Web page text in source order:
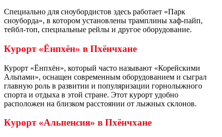
Специально для сноубордистов здесь работает «Парк
сноуборда», в котором установлены трамплины хаф-пайп,
тейбл-топ, специальные рейлы и другое оборудование.
Курорт «Ёнпхён» в Пхёнчхане
Курорт «Ёнпхён», который часто называют «Корейскими
Альпами», оснащен современным оборудованием и сыграл
главную роль в развитии и популяризации горнолыжного
спорта и отдыха в этой стране. Этот курорт удобно
расположен на близком расстоянии от лыжных склонов.
Курорт «Альпенсия» в Пхёнчхане